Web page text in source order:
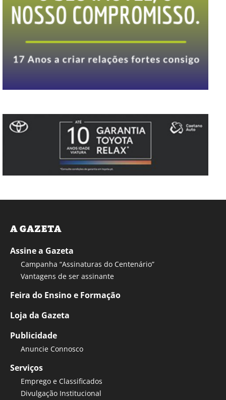
A GAZETA
Assine a Gazeta
Campanha “Assinaturas do Centenário”
Vantagens de ser assinante
Feira do Ensino e Formação
Loja da Gazeta
Publicidade
Anuncie Connosco
Serviços
Emprego e Classificados
Divulgação Institucional